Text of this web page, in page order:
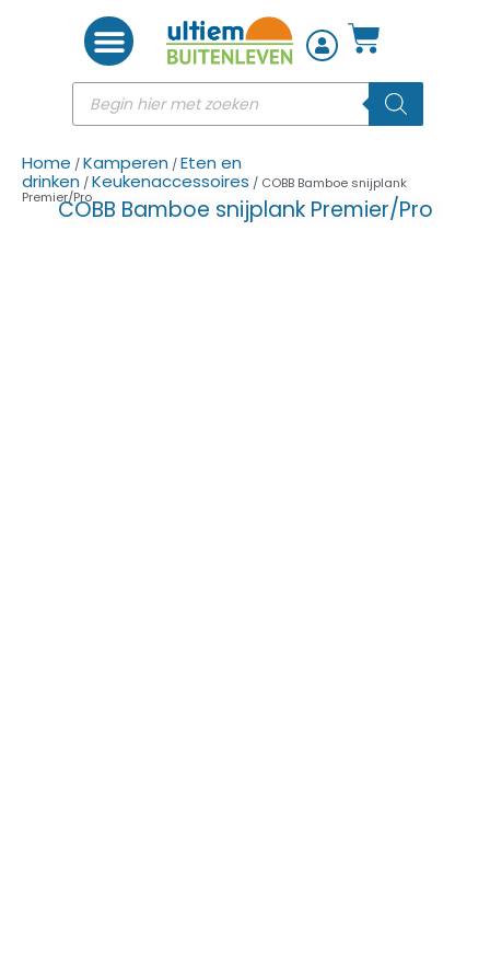
Home /Kamperen /Eten en
drinken /Keukenaccessoires / COBB Bamboe snijplank
Premier/ProCOBB Bamboe snijplank Premier/Pro